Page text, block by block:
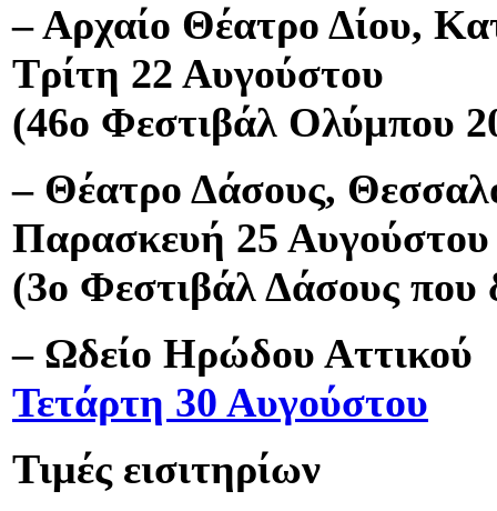
– Αρχαίο Θέατρο Δίου,
Τρίτη 22 Αυγούστου
(46ο Φεστιβάλ Ολύμπου
– Θέατρο Δάσους,
Παρασκευή 25 Αυγούστου
(3ο Φεστιβάλ Δάσους
– Ωδείο Ηρώδου Αττικού
Τετάρτη 30 Αυγούστου
Τιμές εισιτηρίων